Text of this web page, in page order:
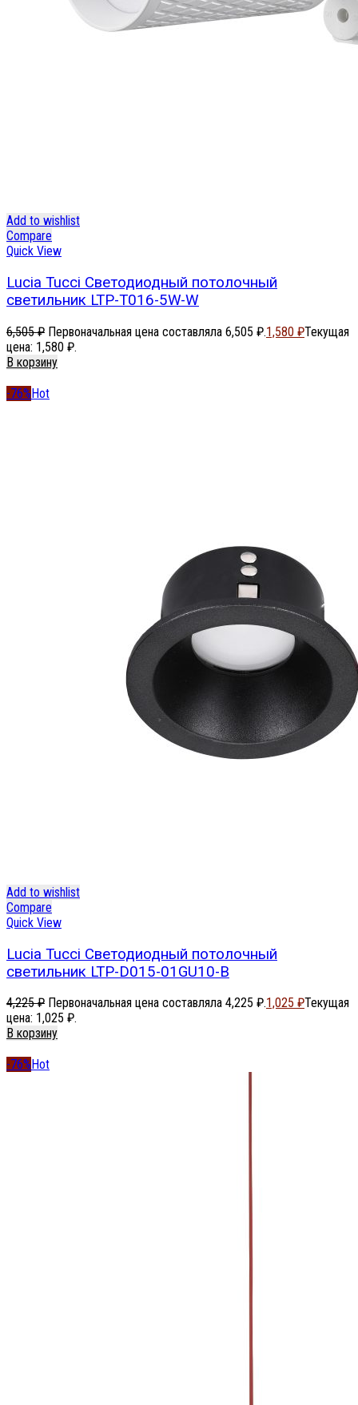
Add to wishlist
Compare
Quick View
Lucia Tucci Светодиодный потолочный
светильник LTP-T016-5W-W
6,505₽ Первоначальная цена составляла 6,505 ₽.1,580 ₽Текущая
цена: 1,580 ₽.
В корзину
-76%Hot
Add to wishlist
Compare
Quick View
Lucia Tucci Светодиодный потолочный
светильник LTP-D015-01GU10-B
4,225₽ Первоначальная цена составляла 4,225 ₽.1,025 ₽Текущая
цена: 1,025 ₽.
В корзину
-76% Hot